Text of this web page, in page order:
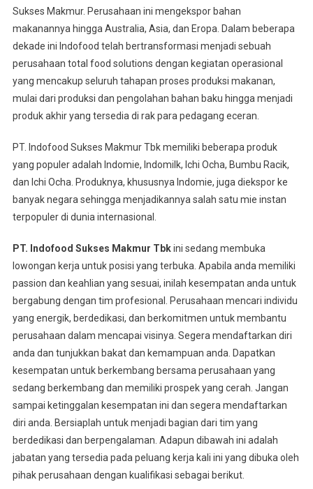
Sukses Makmur. Perusahaan ini mengekspor bahan
makanannya hingga Australia, Asia, dan Eropa. Dalam beberapa
dekade ini Indofood telah bertransformasi menjadi sebuah
perusahaan total food solutions dengan kegiatan operasional
yang mencakup seluruh tahapan proses produksi makanan,
mulai dari produksi dan pengolahan bahan baku hingga menjadi
produk akhir yang tersedia di rak para pedagang eceran.
PT. Indofood Sukses Makmur Tbk memiliki beberapa produk
yang populer adalah Indomie, Indomilk, Ichi Ocha, Bumbu Racik,
dan Ichi Ocha. Produknya, khususnya Indomie, juga diekspor ke
banyak negara sehingga menjadikannya salah satu mie instan
terpopuler di dunia internasional.
PT. Indofood Sukses Makmur Tbkini sedang membuka
lowongan kerja untuk posisi yang terbuka. Apabila anda memiliki
passion dan keahlian yang sesuai, inilah kesempatan anda untuk
bergabung dengan tim profesional. Perusahaan mencari individu
yang energik, berdedikasi, dan berkomitmen untuk membantu
perusahaan dalam mencapai visinya. Segera mendaftarkan diri
anda dan tunjukkan bakat dan kemampuan anda. Dapatkan
kesempatan untuk berkembang bersama perusahaan yang
sedang berkembang dan memiliki prospek yang cerah. Jangan
sampai ketinggalan kesempatan ini dan segera mendaftarkan
diri anda. Bersiaplah untuk menjadi bagian dari tim yang
berdedikasi dan berpengalaman. Adapun dibawah ini adalah
jabatan yang tersedia pada peluang kerja kali ini yang dibuka oleh
pihak perusahaan dengan kualifikasi sebagai berikut.